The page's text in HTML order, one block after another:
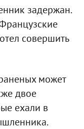
задержан.
совершить
может
двое
ехали в